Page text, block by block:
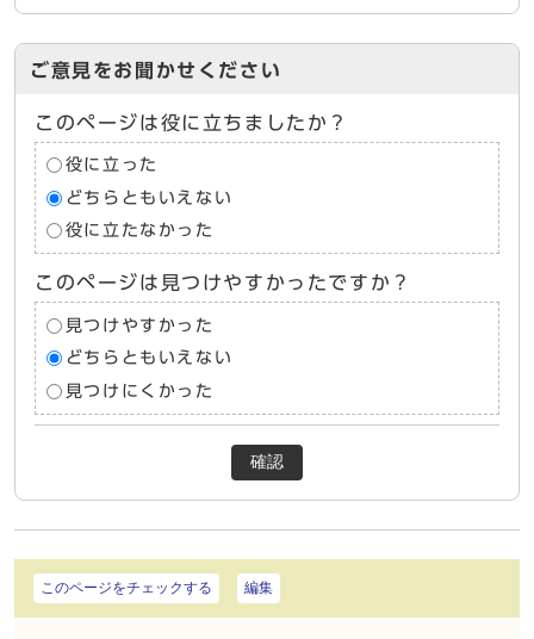
ご意見をお聞かせください
このページは役に立ちましたか？
役に立った
どちらともいえない
役に立たなかった
このページは見つけやすかったですか？
見つけやすかった
どちらともいえない
見つけにくかった
確認
このページをチェックする 編集